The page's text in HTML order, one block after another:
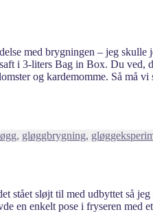
med brygningen – jeg
i 3-liters Bag in Box. Du
og kardemomme. Så
, gløggbrygning,
stået sløjt til med udbyttet så
en enkelt pose i fryseren med